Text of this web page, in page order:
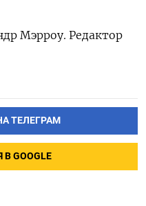
Мэрроу. Редактор
ТЕЛЕГРАМ
GOOGLE